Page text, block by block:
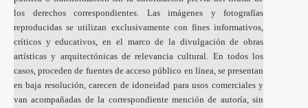
los derechos correspondientes. Las imágenes y fotografías
reproducidas se utilizan exclusivamente con fines informativos,
críticos y educativos, en el marco de la divulgación de obras
artísticas y arquitectónicas de relevancia cultural. En todos los
casos, proceden de fuentes de acceso público en línea, se presentan
en baja resolución, carecen de idoneidad para usos comerciales y
van acompañadas de la correspondiente mención de autoría, sin